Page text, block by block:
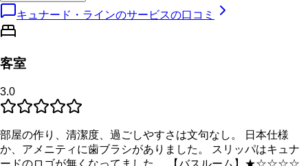
キュナード・ラインのサービスの口コミ
客室
3.0
部屋の作り、清潔度、過ごしやすさは文句なし。 日本仕様
か、アメニティに歯ブラシがありました。 スリッパはキュナ
ードのロゴが無くなってました。 【バスルーム】★☆☆☆☆